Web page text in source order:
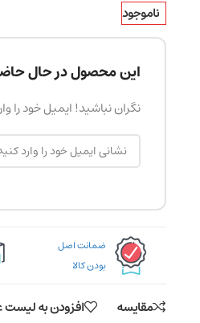
ناموجود
این محصول در حال
نگران نباشید! ایمیل خود را
ضمانت اصل
بودن کالا
مقایسه افزودن به لیست